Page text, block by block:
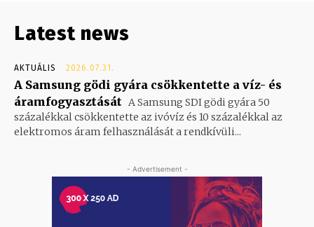
Latest news
AKTUÁLIS 2026.07.31.
A Samsung gödi gyára csökkentette a víz- és
áramfogyasztását A Samsung SDI gödi gyára 50
százalékkal csökkentette az ivóvíz és 10 százalékkal az
elektromos áram felhasználását a rendkívüli...
- Advertisement -